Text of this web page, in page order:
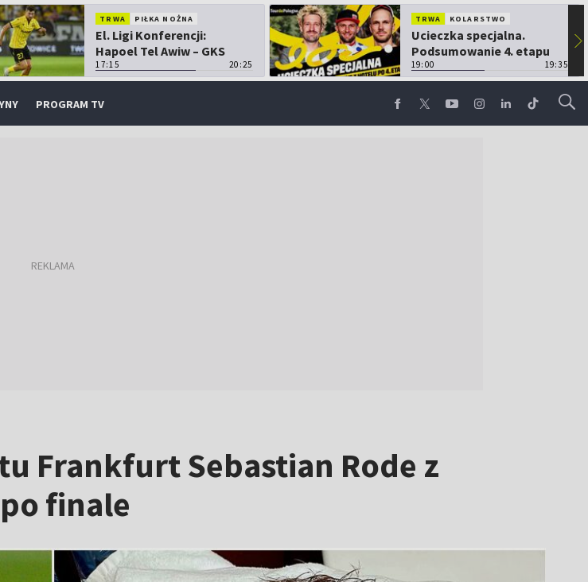
TRWA PIŁKA NOŻNA
El. Ligi Konferencji:
Hapoel Tel Awiw – GKS
Katowice
17:15 20:25
TRWA KOLARSTWO
Ucieczka specjalna.
Podsumowanie 4. etapu
TdP
19:00 19:35
▶
PROGRAM TV
Frankfurt Sebastian Rode z
finale